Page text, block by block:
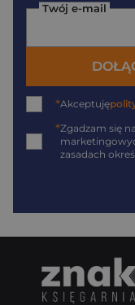
Twój e-mail
*Akceptuję
*Zgadzam się
zasadach